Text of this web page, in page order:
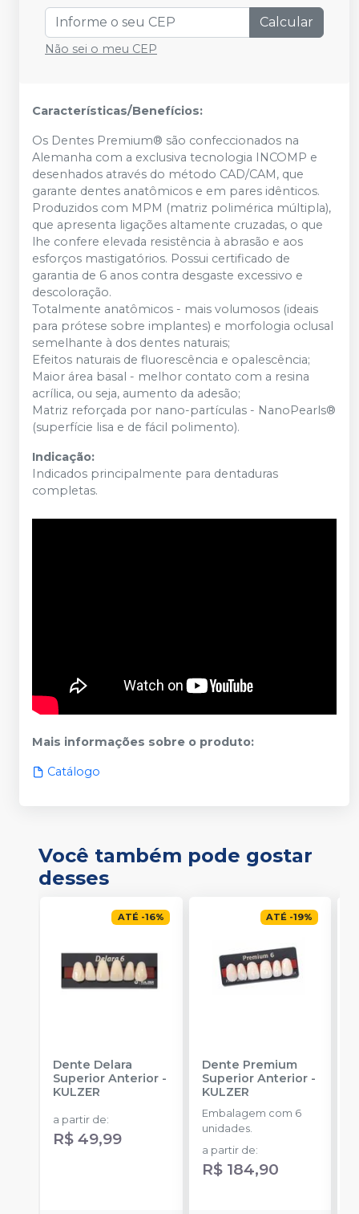
Calcular
Não sei o meu CEP
Características/Benefícios:
Os Dentes Premium® são confeccionados na
Alemanha com a exclusiva tecnologia INCOMP e
desenhados através do método CAD/CAM, que
garante dentes anatômicos e em pares idênticos.
Produzidos com MPM (matriz polimérica múltipla),
que apresenta ligações altamente cruzadas, o que
lhe confere elevada resistência à abrasão e aos
esforços mastigatórios. Possui certificado de
garantia de 6 anos contra desgaste excessivo e
descoloração.
Totalmente anatômicos - mais volumosos (ideais
para prótese sobre implantes) e morfologia oclusal
semelhante à dos dentes naturais;
Efeitos naturais de fluorescência e opalescência;
Maior área basal - melhor contato com a resina
acrílica, ou seja, aumento da adesão;
Matriz reforçada por nano-partículas - NanoPearls®
(superfície lisa e de fácil polimento).
Indicação:
Indicados principalmente para dentaduras
completas.
Mais informações sobre o produto:
Catálogo
Você também pode gostar
desses
ATÉ -16%
Dente Delara
Superior Anterior -
KULZER
a partir de:
R$ 49,99
ATÉ -19%
Dente Premium
Superior Anterior-
KULZER
Embalagem com 6
unidades.
a partir de:
R$ 184,90